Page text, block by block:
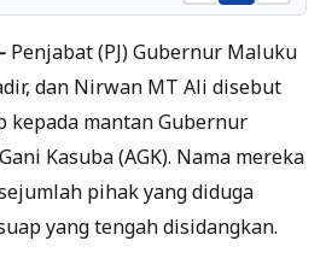
Penjabat (PJ) Gubernur Maluku
dan Nirwan MT Ali disebut
kepada mantan Gubernur
Kasuba (AGK). Nama mereka
pihak yang diduga
yang tengah disidangkan.